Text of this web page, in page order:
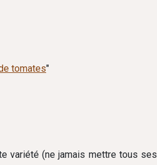
tomates"
variété (ne jamais mettre tous ses